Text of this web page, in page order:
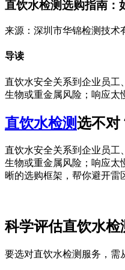
直饮水检测选购指南：
来源：深圳市华锦检测技术
导读
直饮水安全关系到企业员工
生物或重金属风险；响应太
直饮水检测选不对
直饮水安全关系到企业员工
生物或重金属风险；响应太
晰的选购框架，帮你避开雷
科学评估直饮水
要选对直饮水检测服务，需